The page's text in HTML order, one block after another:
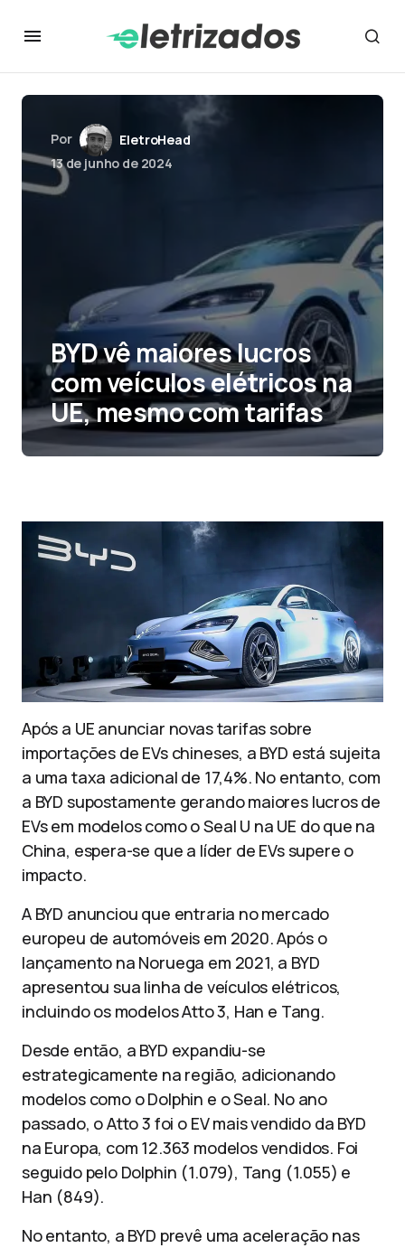
Por
EletroHead
13 de junho de 2024
BYD vê maiores lucros
com veículos elétricos na
UE, mesmo com tarifas
Após a UE anunciar novas tarifas sobre
importações de EVs chineses, a BYD está sujeita
a uma taxa adicional de 17,4%. No entanto, com
a BYD supostamente gerando maiores lucros de
EVs em modelos como o Seal U na UE do que na
China, espera-se que a líder de EVs supere o
impacto.
A BYD anunciou que entraria no mercado
europeu de automóveis em 2020. Após o
lançamento na Noruega em 2021, a BYD
apresentou sua linha de veículos elétricos,
incluindo os modelos Atto 3, Han e Tang.
Desde então, a BYD expandiu-se
estrategicamente na região, adicionando
modelos como o Dolphin e o Seal. No ano
passado, o Atto 3 foi o EV mais vendido da BYD
na Europa, com 12.363 modelos vendidos. Foi
seguido pelo Dolphin (1.079), Tang (1.055) e
Han (849).
No entanto, a BYD prevê uma aceleração nas